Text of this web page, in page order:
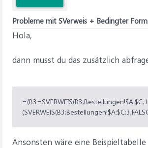
Probleme mit SVerweis + Bedingter
Hola,
dann musst du das zusätzlich
Ansonsten wäre eine